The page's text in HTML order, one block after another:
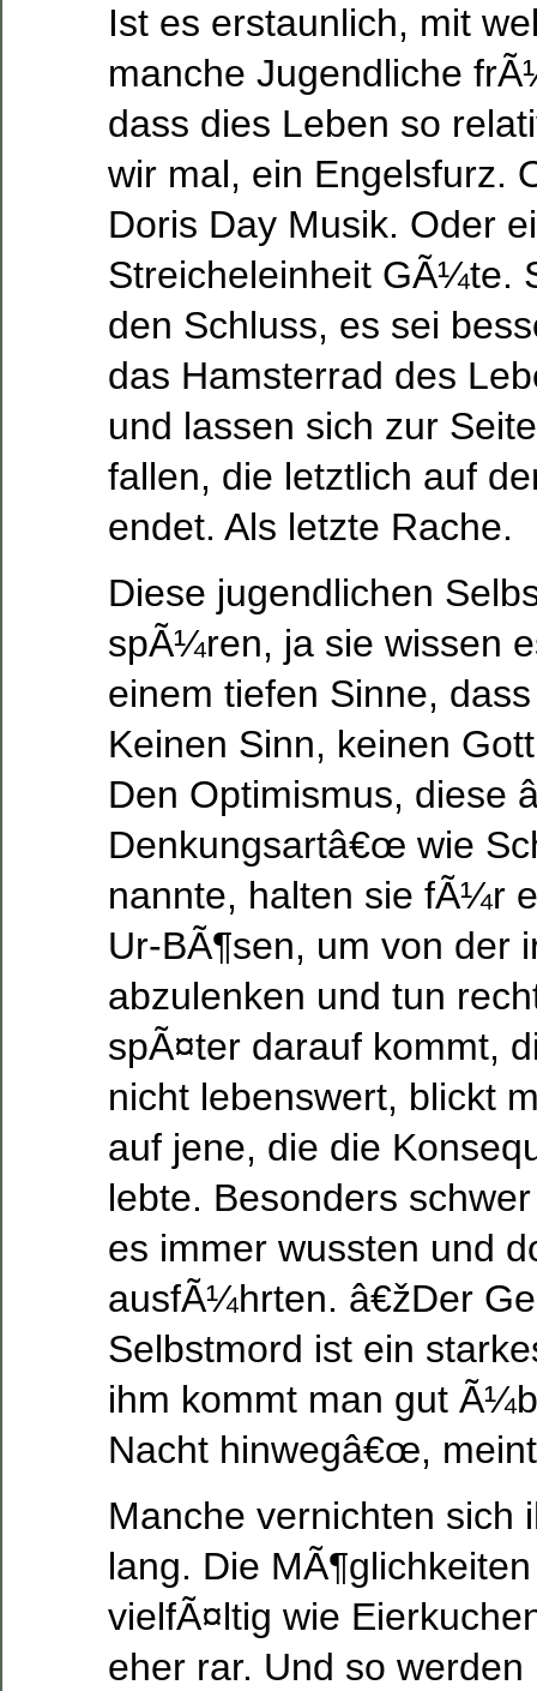
Ist es erstaunlich, mit
manche Jugendliche
dass dies Leben so
wir mal, ein Engelsfurz.
Doris Day Musik. Oder
Streicheleinheit GÃ¼te.
den Schluss, es sei
das Hamsterrad des
und lassen sich zur
fallen, die letztlich auf
endet. Als letzte Rache.
Diese jugendlichen
spÃ¼ren, ja sie wissen
einem tiefen Sinne,
Keinen Sinn, keinen
Den Optimismus, diese
Denkungsartâ€œ wie
nannte, halten sie fÃ¼r
Ur-BÃ¶sen, um von der
abzulenken und tun
spÃ¤ter darauf kommt,
nicht lebenswert, blickt
auf jene, die die
lebte. Besonders
es immer wussten und
ausfÃ¼hrten. â€žDer
Selbstmord ist ein
ihm kommt man gut
Nacht hinwegâ€œ,
Manche vernichten sich
lang. Die
vielfÃ¤ltig wie
eher rar. Und so werden